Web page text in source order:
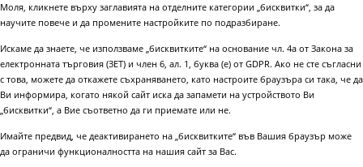
Моля, кликнете върху заглавията на отделните категории „бисквитки“, за да
научите повече и да промените настройките по подразбиране.
Искаме да знаете, че използваме „бисквитките“ на основание чл. 4а от Закона за
електронната търговия (ЗЕТ) и член 6, ал. 1, буква (е) от GDPR. Ако не сте съгласни
с това, можете да откажете съхраняването, като настроите браузъра си така, че да
Ви информира, когато някой сайт иска да запамети на устройството Ви
„бисквитки“, а Вие съответно да ги приемате или не.
Имайте предвид, че деактивирането на „бисквитките“ във Вашия браузър може
да ограничи функционалността на нашия сайт за Вас.